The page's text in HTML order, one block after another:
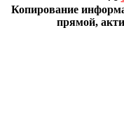
Копирование
прямой,